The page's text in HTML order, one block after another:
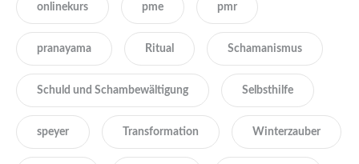
onlinekurs pme pmr
pranayama Ritual Schamanismus
Schuld und Schambewältigung Selbsthilfe
speyer Transformation Winterzauber